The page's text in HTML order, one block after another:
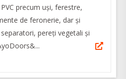
precum uşi, ferestre,
de feronerie, dar şi
pereţi vegetali şi